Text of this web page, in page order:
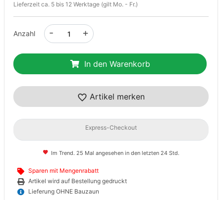
Lieferzeit ca. 5 bis 12 Werktage (gilt Mo. - Fr.)
Anzahl +
-
In den Warenkorb
Artikel merken
Express-Checkout
Im Trend. 25 Mal angesehen in den letzten 24 Std.
Sparen mit Mengenrabatt
Artikel wird auf Bestellung gedruckt
Lieferung OHNE Bauzaun